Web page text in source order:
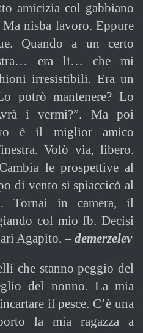
amicizia col gabbiano
nisba lavoro. Eppure
Quando a un certo
era lì… che mi
irresistibili. Era un
potrò mantenere? Lo
i vermi?”. Ma poi
è il miglior amico
Volò via, libero.
le prospettive al
di vento si spiaccicò al
Tornai in camera, il
col mio fb. Decisi
Agapito. – demerzelev
che stanno peggio del
del nonno. La mia
il pesce. C’è una
la mia ragazza a